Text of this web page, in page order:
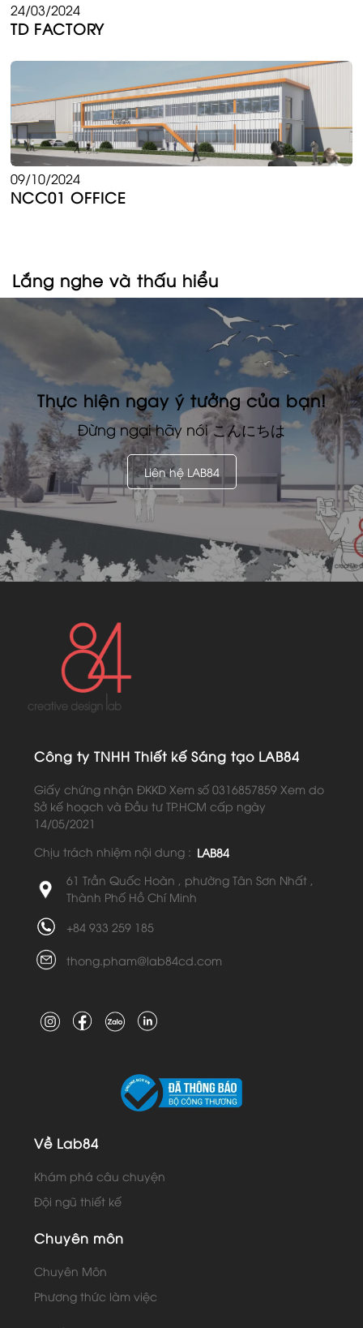
24/03/2024
TD FACTORY
09/10/2024
NCC01 OFFICE
Lắng nghe và thấu hiểu
Thực hiện ngay ý tưởng của bạn!
Đừng ngại hãy nóiこんにちは
Liên hệ LAB84
Công ty TNHH Thiết kế Sáng tạo LAB84
Giấy chứng nhận ĐKKD Xem số 0316857859 Xem do
Sở kế hoạch và Đầu tư TP.HCM cấp ngày
14/05/2021
Chịu trách nhiệm nội dung : LAB84
61 Trần Quốc Hoàn , phường Tân Sơn Nhất ,
Thành Phố Hồ Chí Minh
+84 933 259 185
thong.pham@lab84cd.com
Về Lab84
Khám phá câu chuyện
Đội ngũ thiết kế
Chuyên môn
Chuyên Môn
Phương thức làm việc